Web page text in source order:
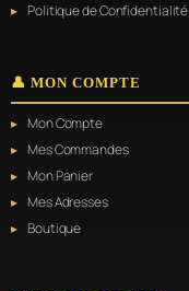
Politique de Confidentialité
👤 MON COMPTE
Mon Compte
Mes Commandes
Mon Panier
Mes Adresses
Boutique